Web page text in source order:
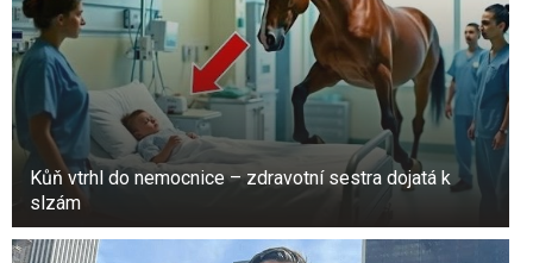
Kůň vtrhl do nemocnice – zdravotní sestra dojatá k
slzám